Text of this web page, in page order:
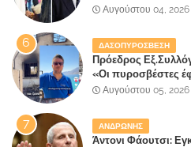
κυβέρνηση!
Αυγούστου 04, 2026
ΔΑΣΟΠΥΡΟΣΒΕΣΗ
Πρόεδρος
«Οι πυροσβέστες
κατοίκους»
Αυγούστου 05, 2026
ΑΝΔΡΩΝΗΣ
Άντονι Φάουτσι: